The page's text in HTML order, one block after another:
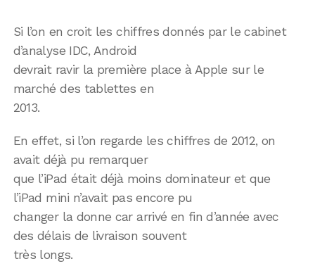
Si l’on en croit les chiffres donnés par le cabinet
d’analyse IDC, Android
devrait ravir la première place à Apple sur le
marché des tablettes en
2013.
En effet, si l’on regarde les chiffres de 2012, on
avait déjà pu remarquer
que l’iPad était déjà moins dominateur et que
l’iPad mini n’avait pas encore pu
changer la donne car arrivé en fin d’année avec
des délais de livraison souvent
très longs.